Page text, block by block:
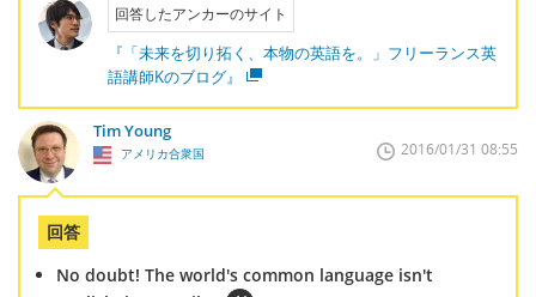
回答したアンカーのサイト
『「未来を切り拓く、本物の英語を。」フリーランス英
語講師Kのブログ』
Tim Young
アメリカ合衆国 2016/01/31 08:55
回答
No doubt! The world's common language isn't